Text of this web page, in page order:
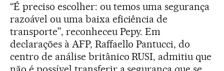
“É preciso escolher: ou temos uma segurança
razoável ou uma baixa eficiência de
transporte”, reconheceu Pepy. Em
declarações à AFP, Raffaello Pantucci, do
centro de análise britânico RUSI, admitiu que